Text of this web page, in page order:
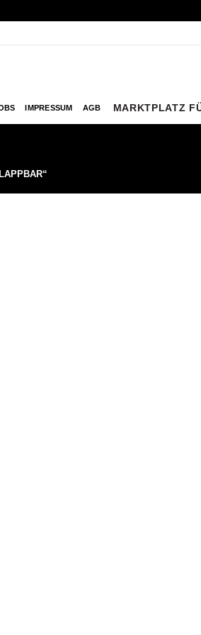
IMPRESSUM AGB MARKTPLATZ